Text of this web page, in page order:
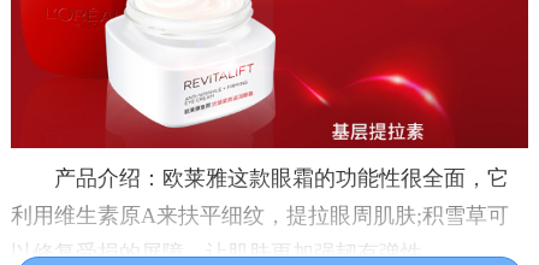
产品介绍：欧莱雅这款眼霜的功能性很全面，它
利用维生素原A来扶平细纹，提拉眼周肌肤;积雪草可
以修复受损的屏障，让肌肤更加强韧有弹性。